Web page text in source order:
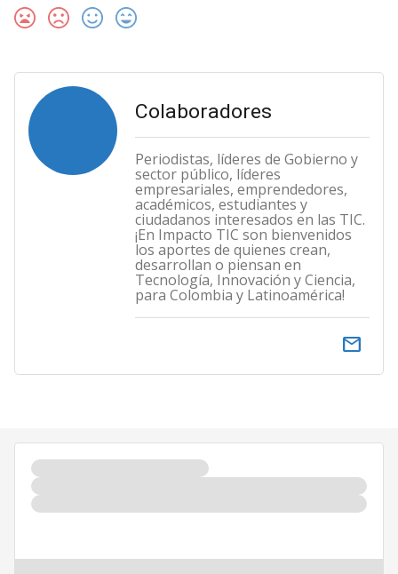
Colaboradores
Periodistas, líderes de Gobierno y
sector público, líderes
empresariales, emprendedores,
académicos, estudiantes y
ciudadanos interesados en las TIC.
¡En Impacto TIC son bienvenidos
los aportes de quienes crean,
desarrollan o piensan en
Tecnología, Innovación y Ciencia,
para Colombia y Latinoamérica!
email